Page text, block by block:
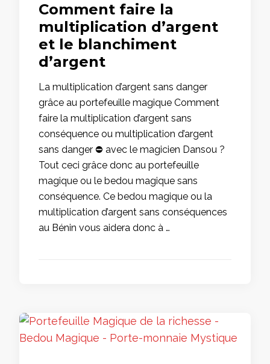
Comment faire la
multiplication d’argent
et le blanchiment
d’argent
La multiplication d’argent sans danger
grâce au portefeuille magique Comment
faire la multiplication d’argent sans
conséquence ou multiplication d’argent
sans danger ⛔ avec le magicien Dansou ?
Tout ceci grâce donc au portefeuille
magique ou le bedou magique sans
conséquence. Ce bedou magique ou la
multiplication d’argent sans conséquences
au Bénin vous aidera donc à …